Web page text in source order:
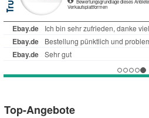
Top-Angebote